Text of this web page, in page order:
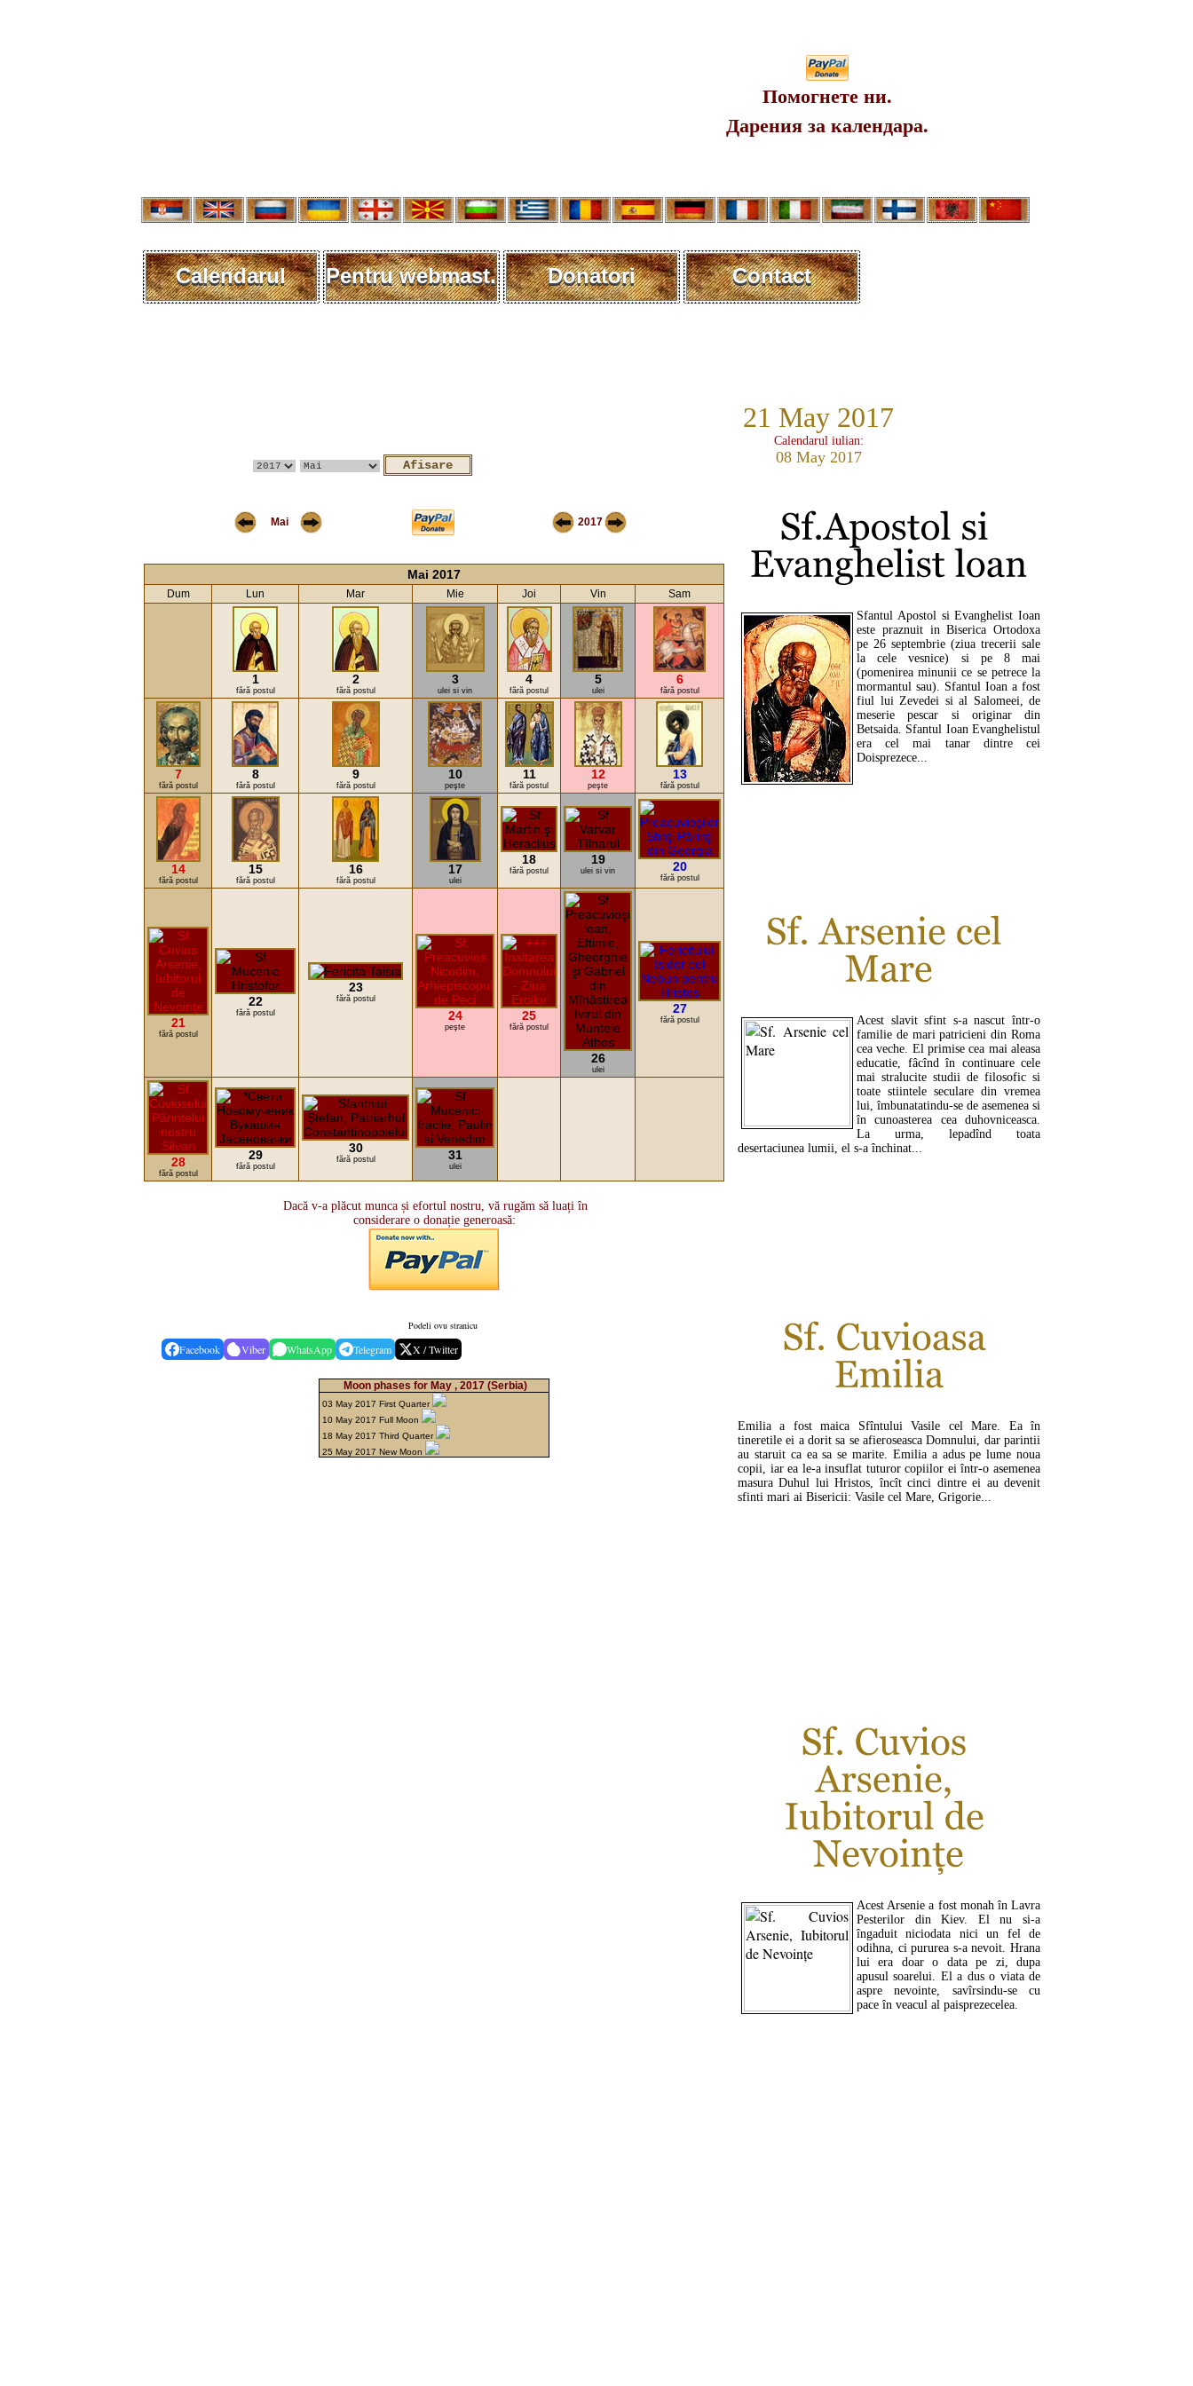
Помогнете ни.
Дарения за календара.
Calendarul Pentru webmast. Donatori Contact
21 May 2017
Calendarul iulian:
08 May 2017
Mai 2017
Sfantul Apostol si Evanghelist Ioan
este praznuit in Biserica Ortodoxa
pe 26 septembrie (ziua trecerii sale
la cele vesnice) si pe 8 mai
(pomenirea minunii ce se petrece la
mormantul sau). Sfantul Ioan a fost
fiul lui Zevedei si al Salomeei, de
meserie pescar si originar din
Betsaida. Sfantul Ioan Evanghelistul
era cel mai tanar dintre cei
Doisprezece...
Acest slavit sfint s-a nascut într-o
familie de mari patricieni din Roma
cea veche. El primise cea mai aleasa
educatie, fâcînd în continuare cele
mai stralucite studii de filosofic si
toate stiintele seculare din vremea
lui, îmbunatatindu-se de asemenea si
în cunoasterea cea duhovniceasca.
La urma, lepadînd toata
desertaciunea lumii, el s-a închinat...
Emilia a fost maica Sfîntului Vasile cel Mare. Ea în
tineretile ei a dorit sa se afieroseasca Domnului, dar parintii
au staruit ca ea sa se marite. Emilia a adus pe lume noua
copii, iar ea le-a insuflat tuturor copiilor ei într-o asemenea
masura Duhul lui Hristos, încît cinci dintre ei au devenit
sfinti mari ai Bisericii: Vasile cel Mare, Grigorie...
Acest Arsenie a fost monah în Lavra
Pesterilor din Kiev. El nu si-a
îngaduit niciodata nici un fel de
odihna, ci pururea s-a nevoit. Hrana
lui era doar o data pe zi, dupa
apusul soarelui. El a dus o viata de
aspre nevointe, savîrsindu-se cu
pace în veacul al paisprezecelea.
Mai 2017
Dum Lun Mar Mie Joi Vin Sam
1
fără postul
2
fără postul
3
ulei si vin
4
fără postul
5
ulei
6
fără postul
7
fără postul
8
fără postul
9
fără postul
10
peşte
11
fără postul
12
peşte
13
fără postul
14
fără postul
15
fără postul
16
fără postul
17
ulei
18
fără postul
19
ulei si vin 20
fără postul
21
fără postul
22
fără postul
23
fără postul
24
peşte
25
fără postul
26
ulei
27
fără postul
28
fără postul
29
fără postul
30
fără postul 31
ulei
Dacă v-a plăcut munca și efortul nostru, vă rugăm să luați în
considerare o donație generoasă:
Podeli ovu stranicu
Facebook Viber WhatsApp Telegram X / Twitter
Moon phases for May , 2017 (Serbia)
03 May 2017 First Quarter
10 May 2017 Full Moon
18 May 2017 Third Quarter
25 May 2017 New Moon